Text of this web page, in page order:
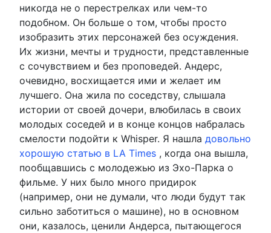
никогда не о перестрелках или чем-то
подобном. Он больше о том, чтобы просто
изобразить этих персонажей без осуждения.
Их жизни, мечты и трудности, представленные
с сочувствием и без проповедей. Андерс,
очевидно, восхищается ими и желает им
лучшего. Она жила по соседству, слышала
истории от своей дочери, влюбилась в своих
молодых соседей и в конце концов набралась
смелости подойти к Whisper. Я нашла довольно
хорошую статью в LA Times , когда она вышла,
пообщавшись с молодежью из Эхо-Парка о
фильме. У них было много придирок
(например, они не думали, что люди будут так
сильно заботиться о машине), но в основном
они, казалось, ценили Андерса, пытающегося